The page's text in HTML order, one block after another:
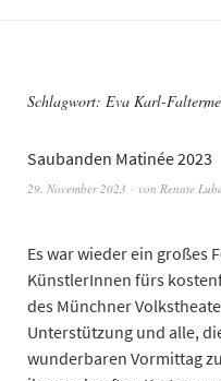
Schlagwort: Eva Karl-
Saubanden Matinée 2023
29. November 2023 von Renate
Es war wieder ein großes
KünstlerInnen fürs
des Münchner
Unterstützung und alle,
wunderbaren Vormittag